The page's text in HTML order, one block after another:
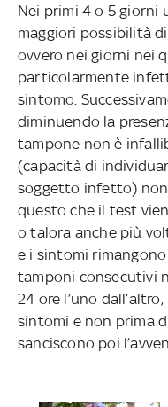
Nei primi 4 o 5 giorni
maggiori possibilità
ovvero nei giorni nei
particolarmente
sintomo.
diminuendo la
tampone non è
(capacità di
soggetto infetto) non
questo che il test
o talora anche più
e i sintomi
tamponi consecutivi
24 ore l’uno
sintomi e non prima
sanciscono poi